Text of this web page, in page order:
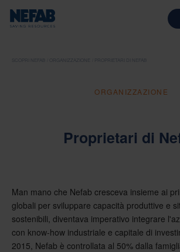
ORGANIZZAZIONE
SCOPRI NEFAB ORGANIZZAZIONE PROPRIETARI DI NEFAB
Proprietari di
Man mano che Nefab cresceva insieme ai
globali per sviluppare capacità produttive e
sostenibili, diventava imperativo integrare
con know-how industriale e capitale di
2015, Nefab è controllata al 50% dalla